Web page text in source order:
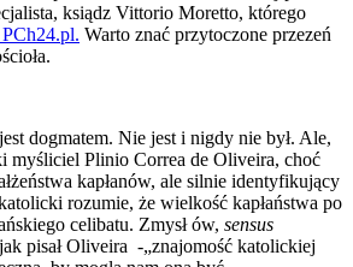
ksiądz Vittorio Moretto, którego
Warto znać przytoczone przezeń
dogmatem. Nie jest i nigdy nie był. Ale,
myśliciel Plinio Correa de Oliveira, choć
kapłanów, ale silnie identyfikujący
rozumie, że wielkość kapłaństwa po
celibatu. Zmysł ów, sensus
pisał Oliveira -„znajomość katolickiej